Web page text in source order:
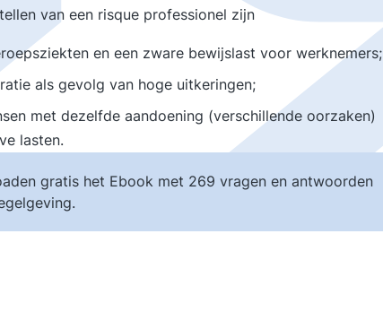
van een risque professionel zijn
en een zware bewijslast voor werknemers;
als gevolg van hoge uitkeringen;
met dezelfde aandoening (verschillende oorzaken)
lasten.
gratis het Ebook met 269 vragen en antwoorden